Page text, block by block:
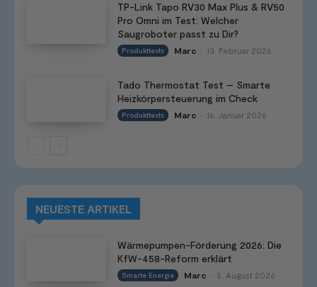
TP-Link Tapo RV30 Max Plus & RV50
Pro Omni im Test: Welcher
Saugroboter passt zu Dir?
Produkttests Marc 13. Februar 2026
Tado Thermostat Test – Smarte
Heizkörpersteuerung im Check
Produkttests Marc 16. Januar 2026
NEUESTE ARTIKEL
Wärmepumpen-Förderung 2026: Die
KfW-458-Reform erklärt
Smarte Energie Marc 5. August 2026